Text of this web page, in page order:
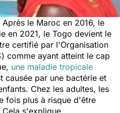
le Maroc en 2016, le
en 2021, le Togo devient le
certifié par l'Organisation
) comme ayant atteint le cap
, une maladie tropicale
causée par une bactérie et
Chez les adultes, les
fois plus à risque d'être
Cela s'explique